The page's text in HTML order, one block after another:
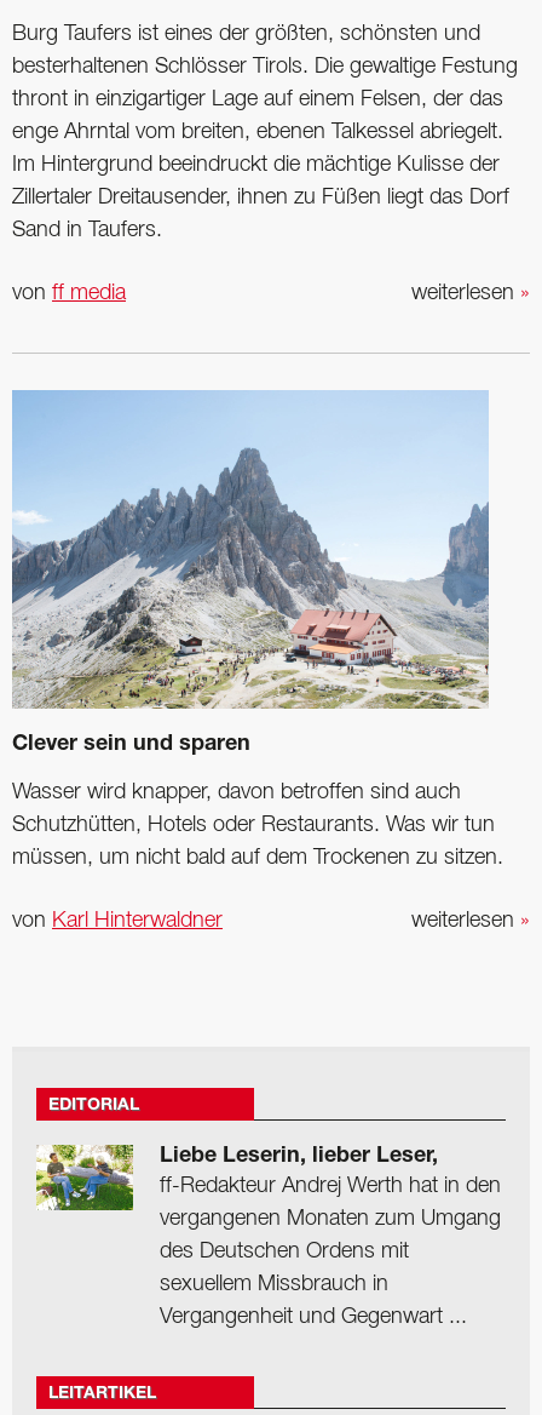
Burg Taufers ist eines der größten, schönsten und
besterhaltenen Schlösser Tirols. Die gewaltige Festung
thront in einzigartiger Lage auf einem Felsen, der das
enge Ahrntal vom breiten, ebenen Talkessel abriegelt.
Im Hintergrund beeindruckt die mächtige Kulisse der
Zillertaler Dreitausender, ihnen zu Füßen liegt das Dorf
Sand in Taufers.
weiterlesen »
von ff media
Clever sein und sparen
Wasser wird knapper, davon betroffen sind auch
Schutzhütten, Hotels oder Restaurants. Was wir tun
müssen, um nicht bald auf dem Trockenen zu sitzen.
weiterlesen »
von Karl Hinterwaldner
EDITORIAL
Liebe Leserin, lieber Leser,
ff-Redakteur Andrej Werth hat in den
vergangenen Monaten zum Umgang
des Deutschen Ordens mit
sexuellem Missbrauch in
Vergangenheit und Gegenwart ...
LEITARTIKEL